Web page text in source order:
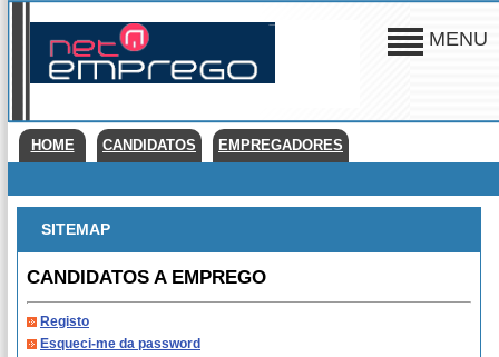
MENU
HOME CANDIDATOS EMPREGADORES
SITEMAP
CANDIDATOS A EMPREGO
Registo
Esqueci-me da password